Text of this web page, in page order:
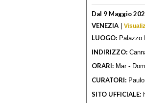
Dal 9 Maggio
VENEZIA |
LUOGO: Palazzo
INDIRIZZO:
ORARI: Mar -
CURATORI:
SITO UFFICIALE: